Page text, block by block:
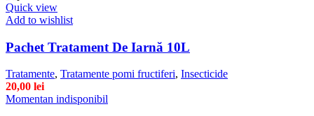
Quick view
Add to wishlist
Pachet Tratament De Iarnă 10L
Tratamente, Tratamente pomi fructiferi, Insecticide
20,00 lei
Momentan indisponibil